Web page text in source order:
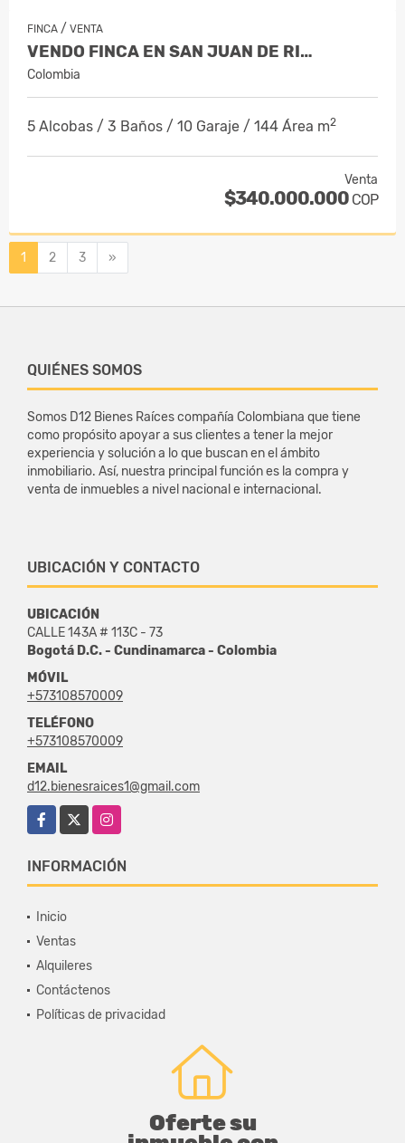
FINCA / VENTA
VENDO FINCA EN SAN JUAN DE RI…
Colombia
5 Alcobas / 3 Baños / 10 Garaje / 144 Área m2
Venta
$340.000.000 COP
1 2 3 »
QUIÉNES SOMOS
Somos D12 Bienes Raíces compañía Colombiana que tiene
como propósito apoyar a sus clientes a tener la mejor
experiencia y solución a lo que buscan en el ámbito
inmobiliario. Así, nuestra principal función es la compra y
venta de inmuebles a nivel nacional e internacional.
UBICACIÓN Y CONTACTO
UBICACIÓN
CALLE 143A # 113C - 73
Bogotá D.C. - Cundinamarca - Colombia
MÓVIL
+573108570009
TELÉFONO
+573108570009
EMAIL
d12.bienesraices1@gmail.com
Facebook
Instagram
INFORMACIÓN
Inicio
Ventas
Alquileres
Contáctenos
Políticas de privacidad
Oferte su